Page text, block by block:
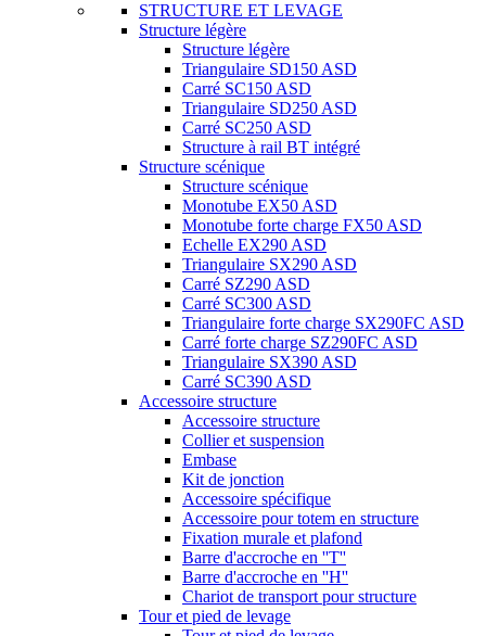
STRUCTURE ET LEVAGE
Structure légère
Structure légère
Triangulaire SD150 ASD
Carré SC150 ASD
Triangulaire SD250 ASD
Carré SC250 ASD
Structure à rail BT intégré
Structure scénique
Structure scénique
Monotube EX50 ASD
Monotube forte charge FX50 ASD
Echelle EX290 ASD
Triangulaire SX290 ASD
Carré SZ290 ASD
Carré SC300 ASD
Triangulaire forte charge SX290FC ASD
Carré forte charge SZ290FC ASD
Triangulaire SX390 ASD
Carré SC390 ASD
Accessoire structure
Accessoire structure
Collier et suspension
Embase
Kit de jonction
Accessoire spécifique
Accessoire pour totem en structure
Fixation murale et plafond
Barre d'accroche en ''T''
Barre d'accroche en ''H''
Chariot de transport pour structure
Tour et pied de levage